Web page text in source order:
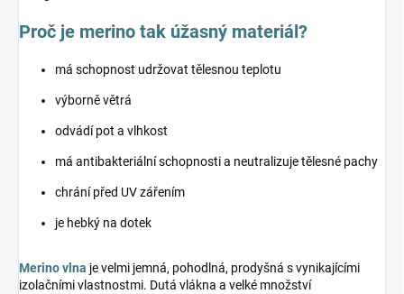
Proč je merino tak úžasný materiál?
má schopnost udržovat tělesnou teplotu
výborně větrá
odvádí pot a vlhkost
má antibakteriální schopnosti a neutralizuje tělesné pachy
chrání před UV zářením
je hebký na dotek
Merino vlna je velmi jemná, pohodlná, prodyšná s vynikajícími
izolačními vlastnostmi. Dutá vlákna a velké množství